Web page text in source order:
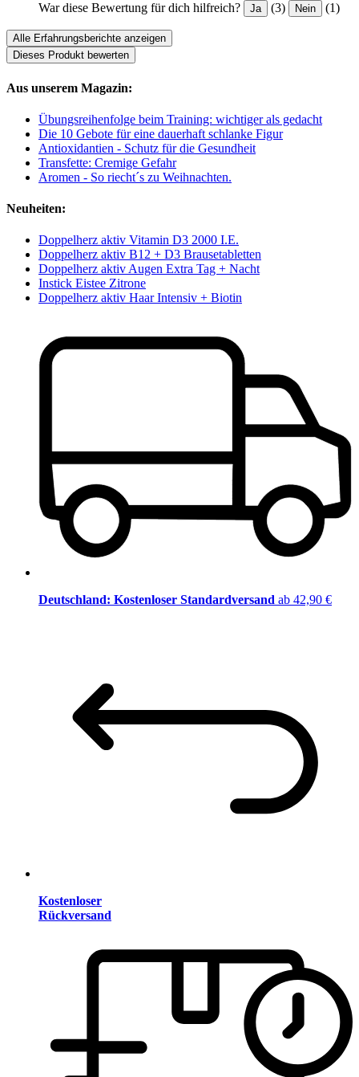
War diese Bewertung für dich hilfreich? Ja (3) Nein (1)
Alle Erfahrungsberichte anzeigen
Dieses Produkt bewerten
Aus unserem Magazin:
Übungsreihenfolge beim Training: wichtiger als gedacht
Die 10 Gebote für eine dauerhaft schlanke Figur
Antioxidantien - Schutz für die Gesundheit
Transfette: Cremige Gefahr
Aromen - So riecht´s zu Weihnachten.
Neuheiten:
Doppelherz aktiv Vitamin D3 2000 I.E.
Doppelherz aktiv B12 + D3 Brausetabletten
Doppelherz aktiv Augen Extra Tag + Nacht
Instick Eistee Zitrone
Doppelherz aktiv Haar Intensiv + Biotin
Deutschland: Kostenloser Standardversand ab 42,90 €
Kostenloser
Rückversand